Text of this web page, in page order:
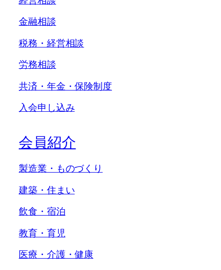
金融相談
税務・経営相談
労務相談
共済・年金・保険制度
入会申し込み
会員紹介
製造業・ものづくり
建築・住まい
飲食・宿泊
教育・育児
医療・介護・健康